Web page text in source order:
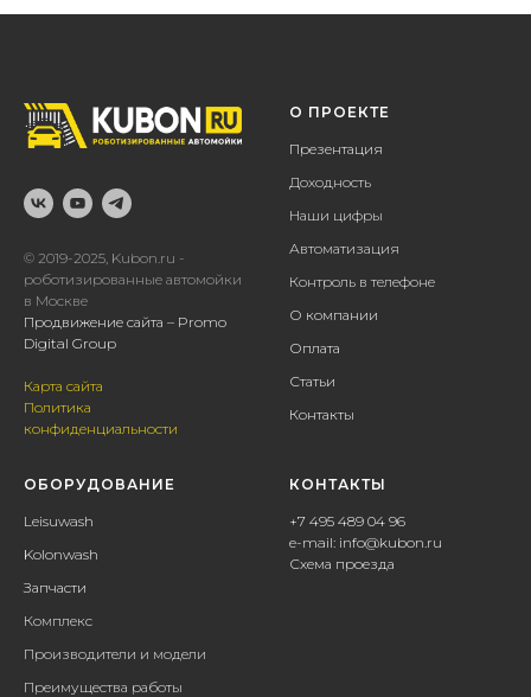
© 2019-2025, Kubon.ru -
роботизированные автомойки
в Москве
Продвижение сайта – Promo
Digital Group
Карта сайта
Политика
конфиденциальности
О ПРОЕКТЕ
Презентация
Доходность
Наши цифры
Автоматизация
Контроль в телефоне
О компании
Оплата
Статьи
Контакты
ОБОРУДОВАНИЕ
Leisuwash
Kolonwash
Запчасти
Комплекс
Производители и модели
Преимущества работы
КОНТАКТЫ
+7 495 489 04 96
e-mail: info@kubon.ru
Схема проезда